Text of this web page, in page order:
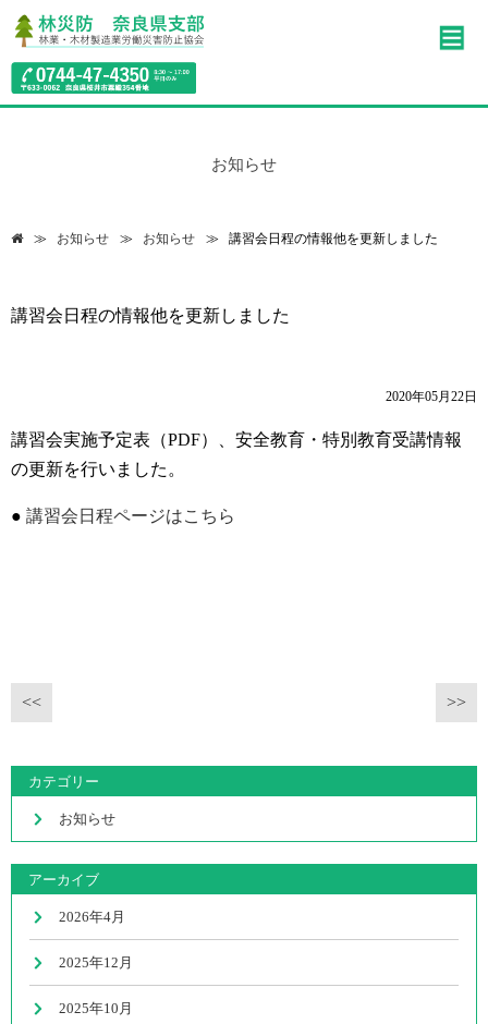
お知らせ
お知らせ お知らせ 講習会日程の情報他を更新しました
講習会日程の情報他を更新しました
2020年05月22日
講習会実施予定表（PDF）、安全教育・特別教育受講情報
の更新を行いました。
講習会日程ページはこちら
<< >>
カテゴリー
お知らせ
アーカイブ
2026年4月
2025年12月
2025年10月